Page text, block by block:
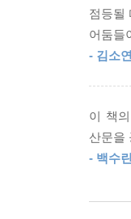
루눈의
었는데
도 아
---
각 단
깊이와
쓰다
산책자
밤의
세계적
점등될
어둠들
- 김소
이 책
산문을
- 백수